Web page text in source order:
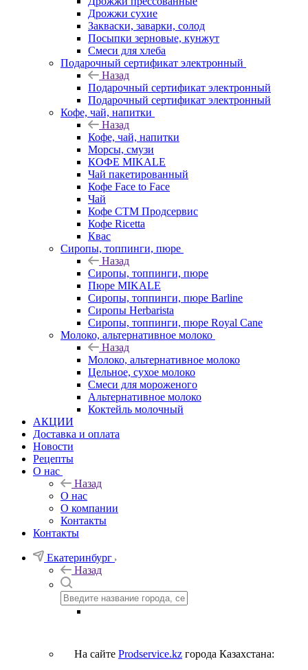
Дрожжи сухие
Закваски, заварки, солод
Посыпки зерновые, кунжут
Смеси для хлеба
Подарочный сертификат электронный
Назад
Подарочный сертификат электронный
Подарочный сертификат электронный
Кофе, чай, напитки
Назад
Кофе, чай, напитки
Морсы, смузи
КОФЕ MIKALE
Чай пакетированный
Кофе Face to Face
Чай
Кофе СТМ Продсервис
Кофе Ricetta
Квас
Сиропы, топпинги, пюре
Назад
Сиропы, топпинги, пюре
Пюре MIKALE
Сиропы, топпинги, пюре Barline
Сиропы Herbarista
Сиропы, топпинги, пюре Royal Cane
Молоко, альтернативное молоко
Назад
Молоко, альтернативное молоко
Цельное, сухое молоко
Смеси для мороженого
Альтернативное молоко
Коктейль молочный
АКЦИИ
Доставка и оплата
Новости
Рецепты
О нас
Назад
О нас
О компании
Контакты
Контакты
Екатеринбург
Назад
На сайте Prodservice.kz города Казахстана: